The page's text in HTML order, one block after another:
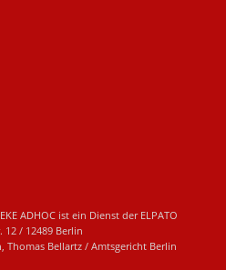
ADHOC ist ein Dienst der ELPATO
12 / 12489 Berlin
Thomas Bellartz / Amtsgericht Berlin